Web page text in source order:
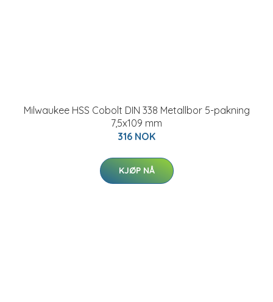
Milwaukee HSS Cobolt DIN 338 Metallbor 5-pakning
7,5x109 mm
316 NOK
KJØP NÅ